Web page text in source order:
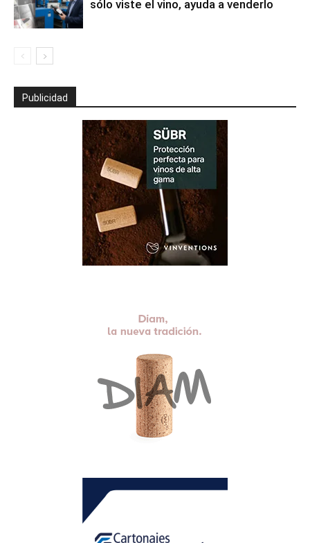
sólo viste el vino, ayuda a venderlo
Publicidad